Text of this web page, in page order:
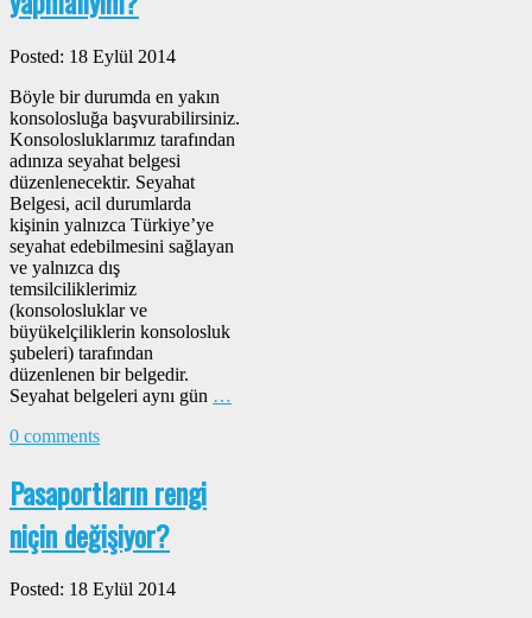
Posted: 18 Eylül 2014
Böyle bir durumda en yakın
konsolosluğa başvurabilirsiniz.
Konsolosluklarımız tarafından
adınıza seyahat belgesi
düzenlenecektir. Seyahat
Belgesi, acil durumlarda
kişinin yalnızca Türkiye’ye
seyahat edebilmesini sağlayan
ve yalnızca dış
temsilciliklerimiz
(konsolosluklar ve
büyükelçiliklerin konsolosluk
şubeleri) tarafından
düzenlenen bir belgedir.
Seyahat belgeleri aynı gün …
0 comments
Pasaportların rengi
niçin değişiyor?
Posted: 18 Eylül 2014